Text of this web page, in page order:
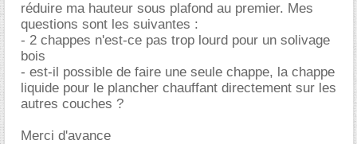
réduire ma hauteur sous plafond au premier. Mes
questions sont les suivantes :
- 2 chappes n'est-ce pas trop lourd pour un solivage
bois
- est-il possible de faire une seule chappe, la chappe
liquide pour le plancher chauffant directement sur les
autres couches ?
Merci d'avance